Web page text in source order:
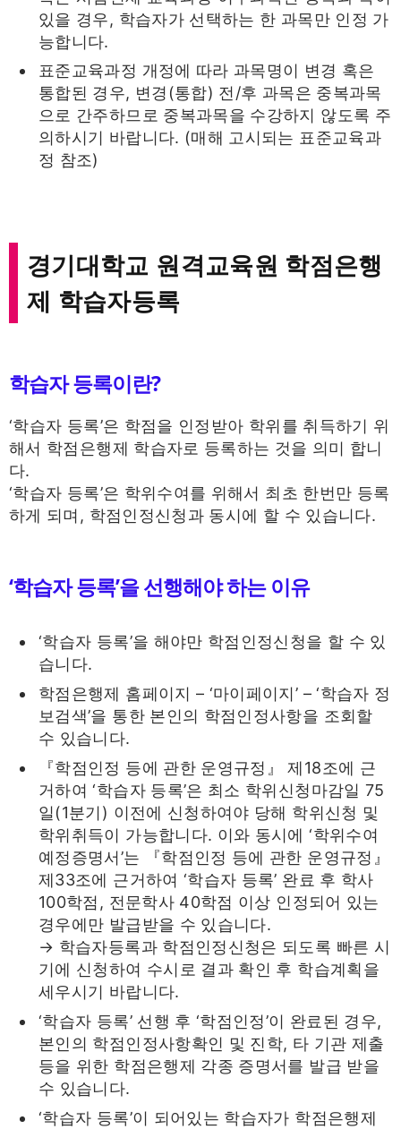
있을 경우, 학습자가 선택하는 한 과목만 인정 가
능합니다.
표준교육과정 개정에 따라 과목명이 변경 혹은
통합된 경우, 변경(통합) 전/후 과목은 중복과목
으로 간주하므로 중복과목을 수강하지 않도록 주
의하시기 바랍니다. (매해 고시되는 표준교육과
정 참조)
경기대학교 원격교육원 학점은행
제 학습자등록
학습자 등록이란?
‘학습자 등록’은 학점을 인정받아 학위를 취득하기 위
해서 학점은행제 학습자로 등록하는 것을 의미 합니
다.
‘학습자 등록’은 학위수여를 위해서 최초 한번만 등록
하게 되며, 학점인정신청과 동시에 할 수 있습니다.
‘학습자 등록’을 선행해야 하는 이유
‘학습자 등록’을 해야만 학점인정신청을 할 수 있
습니다.
학점은행제 홈페이지 – ‘마이페이지’ – ‘학습자 정
보검색’을 통한 본인의 학점인정사항을 조회할
수 있습니다.
『학점인정 등에 관한 운영규정』 제18조에 근
거하여 ‘학습자 등록’은 최소 학위신청마감일 75
일(1분기) 이전에 신청하여야 당해 학위신청 및
학위취득이 가능합니다. 이와 동시에 ‘학위수여
예정증명서’는 『학점인정 등에 관한 운영규정』
제33조에 근거하여 ‘학습자 등록’ 완료 후 학사
100학점, 전문학사 40학점 이상 인정되어 있는
경우에만 발급받을 수 있습니다.
→ 학습자등록과 학점인정신청은 되도록 빠른 시
기에 신청하여 수시로 결과 확인 후 학습계획을
세우시기 바랍니다.
‘학습자 등록’ 선행 후 ‘학점인정’이 완료된 경우,
본인의 학점인정사항확인 및 진학, 타 기관 제출
등을 위한 학점은행제 각종 증명서를 발급 받을
수 있습니다.
‘학습자 등록’이 되어있는 학습자가 학점은행제